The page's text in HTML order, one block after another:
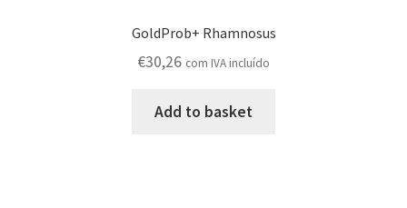
GoldProb+ Rhamnosus
€30,26 com IVA incluído
Add to basket